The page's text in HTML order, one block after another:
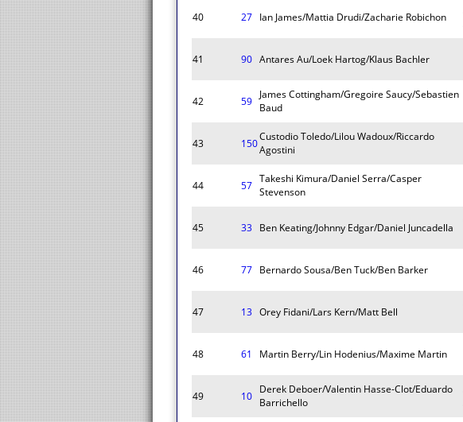
40 27 Ian James/Mattia Drudi/Zacharie Robichon
41 90 Antares Au/Loek Hartog/Klaus Bachler
42 59
James Cottingham/Gregoire Saucy/Sebastien
Baud
43 150
Custodio Toledo/Lilou Wadoux/Riccardo
Agostini
44 57
Takeshi Kimura/Daniel Serra/Casper
Stevenson
45 33 Ben Keating/Johnny Edgar/Daniel Juncadella
46 77 Bernardo Sousa/Ben Tuck/Ben Barker
47 13 Orey Fidani/Lars Kern/Matt Bell
48 61 Martin Berry/Lin Hodenius/Maxime Martin
49 10
Derek Deboer/Valentin Hasse-Clot/Eduardo
Barrichello